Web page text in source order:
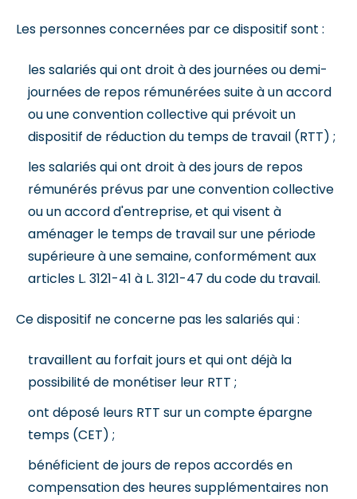
Les personnes concernées par ce dispositif sont :
les salariés qui ont droit à des journées ou demi-
journées de repos rémunérées suite à un accord
ou une convention collective qui prévoit un
dispositif de réduction du temps de travail (RTT) ;
les salariés qui ont droit à des jours de repos
rémunérés prévus par une convention collective
ou un accord d'entreprise, et qui visent à
aménager le temps de travail sur une période
supérieure à une semaine, conformément aux
articles L. 3121-41 à L. 3121-47 du code du travail.
Ce dispositif ne concerne pas les salariés qui :
travaillent au forfait jours et qui ont déjà la
possibilité de monétiser leur RTT ;
ont déposé leurs RTT sur un compte épargne
temps (CET) ;
bénéficient de jours de repos accordés en
compensation des heures supplémentaires non